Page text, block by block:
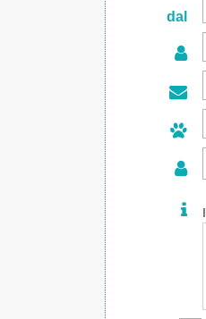
dal